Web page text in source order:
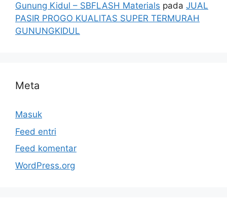
Gunung Kidul – SBFLASH Materials pada JUAL
PASIR PROGO KUALITAS SUPER TERMURAH
GUNUNGKIDUL
Meta
Masuk
Feed entri
Feed komentar
WordPress.org